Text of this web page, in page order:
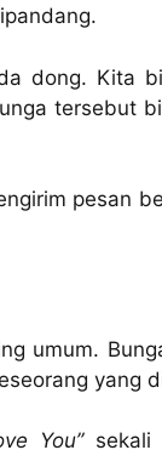
dong. Kita
tersebut
pesan
umum.
yang
You”sekali